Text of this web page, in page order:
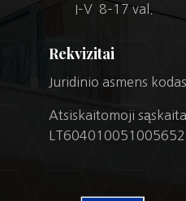
I–V 8–17 val.
Rekvizitai
Juridinio asmens
Atsiskaitomoji